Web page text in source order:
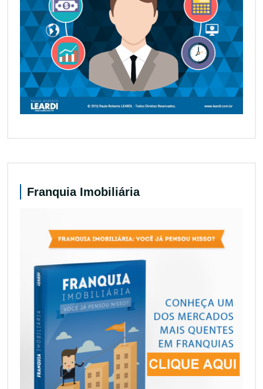
Franquia Imobiliária